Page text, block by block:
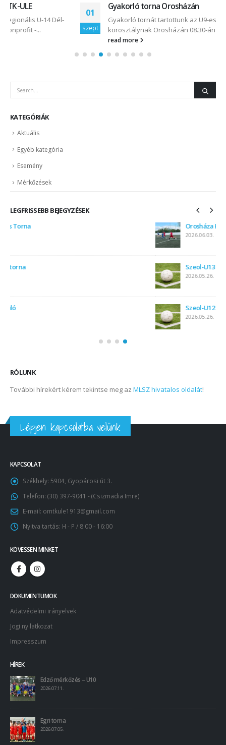
01
szept
Gyakorló torna Orosházán
Gyakorló tornát tartottunk az U9-es és az U8-as
korosztálynak Orosházán 08.30-án U9; résztvevő...
KATEGÓRIÁK
Aktuális
Egyéb kategória
Esemény
Mérkőzések
LEGFRISSEBB BEJEGYZÉSEK
Orosháza Körzeti U10-U12 Leány Labdarúgás
RÓLUNK
További hírekért kérem tekintse meg az MLSZ hivatalos oldalát!
Lépjen kapcsolatba velünk
KAPCSOLAT
Székhely: 5904, Gyopárosi út 3.
Telefon: (30) 397-9041 - (Csizmadia Imre)
E-mail: omtkule1913@gmail.com
Nyitva tartás: H - P / 8:00 - 16:00
KÖVESSEN MINKET
DOKUMENTUMOK
Adatvédelmi irányelvek
Jogi nyilatkozat
Impresszum
HÍREK
Edző mérkőzés – U10
2026.07.11.
Egri torna
2026.07.05.